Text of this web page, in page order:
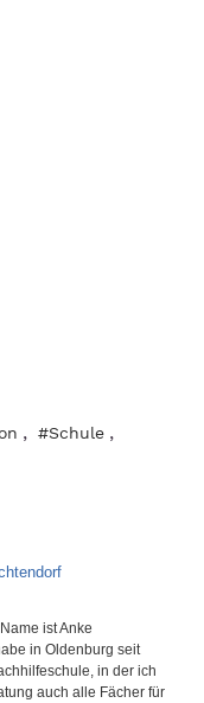
, #Schule ,